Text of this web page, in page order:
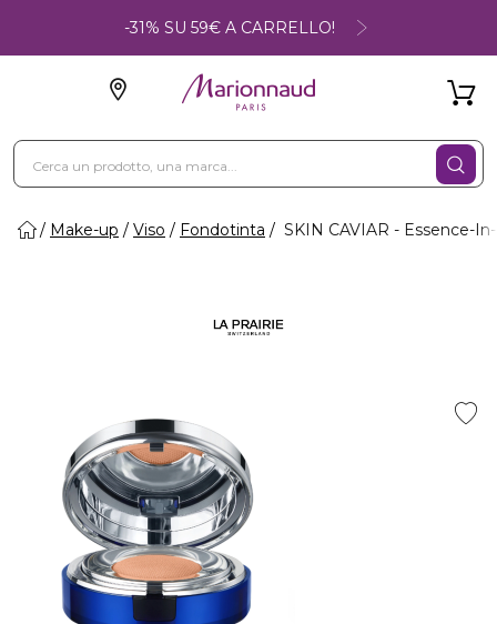
-31% SU 59€ A CARRELLO!
Make-up Viso Fondotinta SKIN CAVIAR - Essence-